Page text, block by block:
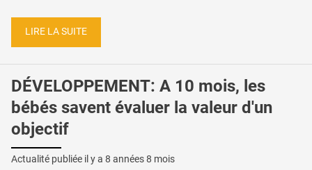
LIRE LA SUITE
DÉVELOPPEMENT: A 10 mois, les
bébés savent évaluer la valeur d'un
objectif
Actualité publiée il y a 8 années 8 mois